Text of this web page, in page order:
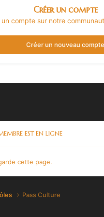
Créer un compte
compte sur notre
Créer un nouveau compte
EST EN LIGNE
cette page.
Pass Culture